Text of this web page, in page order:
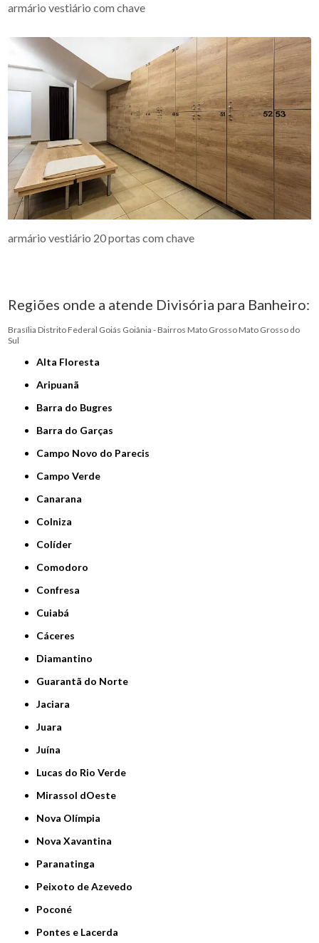
armário vestiário com chave
armário vestiário 20 portas com chave
Regiões onde a atende Divisória para Banheiro:
Brasília Distrito Federal Goiás Goiânia - Bairros Mato Grosso Mato Grosso do
Sul
Alta Floresta
Aripuanã
Barra do Bugres
Barra do Garças
Campo Novo do Parecis
Campo Verde
Canarana
Colniza
Colíder
Comodoro
Confresa
Cuiabá
Cáceres
Diamantino
Guarantã do Norte
Jaciara
Juara
Juína
Lucas do Rio Verde
Mirassol dOeste
Nova Olímpia
Nova Xavantina
Paranatinga
Peixoto de Azevedo
Poconé
Pontes e Lacerda